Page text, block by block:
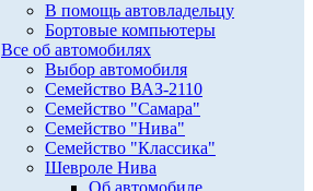
В помощь автовладельцу
Бортовые компьютеры
Все об автомобилях
Выбор автомобиля
Семейство ВАЗ-2110
Семейство "Самара"
Семейство "Нива"
Семейство "Классика"
Шевроле Нива
Об автомобиле